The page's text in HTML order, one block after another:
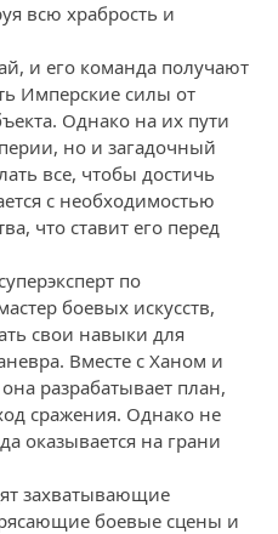
всю храбрость и
и его команда получают
Имперские силы от
Однако на их пути
но и загадочный
все, чтобы достичь
с необходимостью
что ставит его перед
по
боевых искусств,
свои навыки для
Вместе с Ханом и
разрабатывает план,
сражения. Однако не
оказывается на грани
захватывающие
боевые сцены и